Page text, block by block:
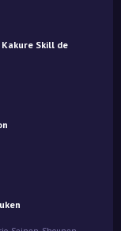
Skill de